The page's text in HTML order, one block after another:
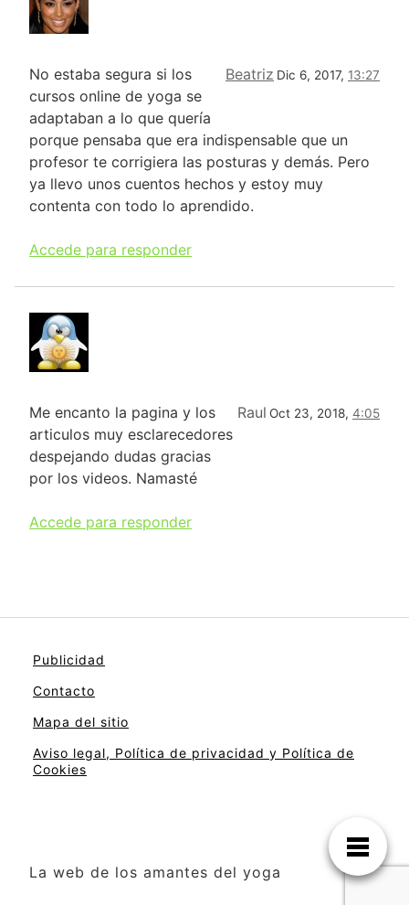
Beatriz Dic 6, 2017, 13:27
No estaba segura si los
cursos online de yoga se
adaptaban a lo que quería
porque pensaba que era indispensable que un
profesor te corrigiera las posturas y demás. Pero
ya llevo unos cuentos hechos y estoy muy
contenta con todo lo aprendido.
Accede para responder
Raul Oct 23, 2018, 4:05
Me encanto la pagina y los
articulos muy esclarecedores
despejando dudas gracias
por los videos. Namasté
Accede para responder
Publicidad
Contacto
Mapa del sitio
Aviso legal, Política de privacidad y Política de
Cookies
La web de los amantes del yoga